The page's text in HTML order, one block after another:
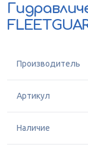
Производитель
Артикул
Наличие